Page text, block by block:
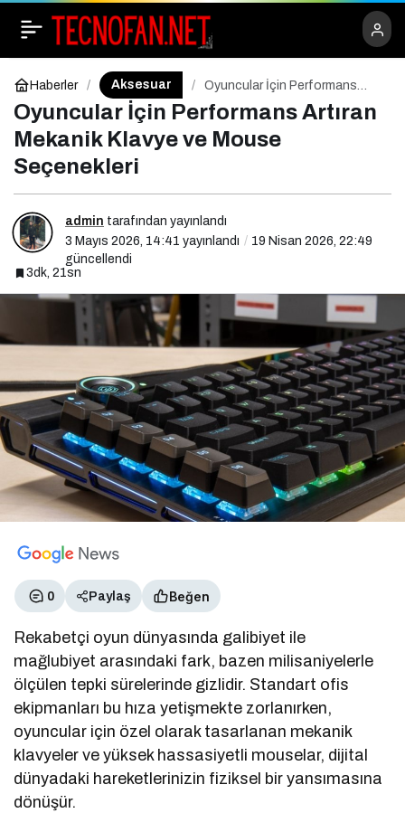
Haberler Aksesuar
Oyuncular İçin Performans
Mouse Seçenekleri
Oyuncular İçin Performans Artıran
Mekanik Klavye ve Mouse
Seçenekleri
admin tarafından yayınlandı
3 Mayıs 2026, 14:41 yayınlandı
19 Nisan 2026, 22:49
güncellendi
3dk, 21sn
0 Paylaş Beğen
Rekabetçi oyun dünyasında galibiyet ile
mağlubiyet arasındaki fark, bazen milisaniyelerle
ölçülen tepki sürelerinde gizlidir. Standart ofis
ekipmanları bu hıza yetişmekte zorlanırken,
oyuncular için özel olarak tasarlanan mekanik
klavyeler ve yüksek hassasiyetli mouselar, dijital
dünyadaki hareketlerinizin fiziksel bir yansımasına
dönüşür.
Dizüstü Bilgisayarlarda
Isınma Sorununu Çözen
Gelişmiş Soğutucu
Sistemler
Paylaş